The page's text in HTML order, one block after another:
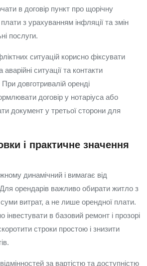
в договір пункт про щорічну
з урахуванням інфляції та змін
послуги.
ситуацій корисно фіксувати
ситуації та контакти
При довготривалій оренді
договір у нотаріуса або
документ у третьої сторони для
і практичне значення
динамічний і вимагає від
Для орендарів важливо обирати житло з
витрат, а не лише орендної плати.
інвестувати в базовий ремонт і прозорі
строки простою і знизити
за вартістю та доступністю